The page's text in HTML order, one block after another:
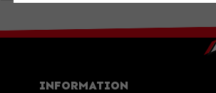
INFORMATION